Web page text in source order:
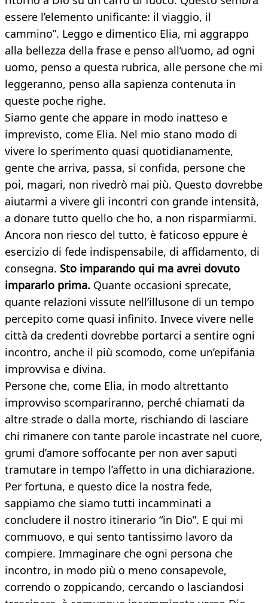
essere l’elemento unificante: il viaggio, il
cammino”. Leggo e dimentico Elia, mi aggrappo
alla bellezza della frase e penso all’uomo, ad ogni
uomo, penso a questa rubrica, alle persone che mi
leggeranno, penso alla sapienza contenuta in
queste poche righe.
Siamo gente che appare in modo inatteso e
imprevisto, come Elia. Nel mio stano modo di
vivere lo sperimento quasi quotidianamente,
gente che arriva, passa, si confida, persone che
poi, magari, non rivedrò mai più. Questo dovrebbe
aiutarmi a vivere gli incontri con grande intensità,
a donare tutto quello che ho, a non risparmiarmi.
Ancora non riesco del tutto, è faticoso eppure è
esercizio di fede indispensabile, di affidamento, di
consegna. Sto imparando qui ma avrei dovuto
impararlo prima. Quante occasioni sprecate,
quante relazioni vissute nell’illusone di un tempo
percepito come quasi infinito. Invece vivere nelle
città da credenti dovrebbe portarci a sentire ogni
incontro, anche il più scomodo, come un’epifania
improvvisa e divina.
Persone che, come Elia, in modo altrettanto
improvviso scompariranno, perché chiamati da
altre strade o dalla morte, rischiando di lasciare
chi rimanere con tante parole incastrate nel cuore,
grumi d’amore soffocante per non aver saputi
tramutare in tempo l’affetto in una dichiarazione.
Per fortuna, e questo dice la nostra fede,
sappiamo che siamo tutti incamminati a
concludere il nostro itinerario “in Dio”. E qui mi
commuovo, e qui sento tantissimo lavoro da
compiere. Immaginare che ogni persona che
incontro, in modo più o meno consapevole,
correndo o zoppicando, cercando o lasciandosi